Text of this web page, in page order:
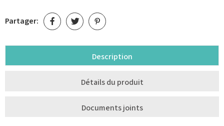
Partager:
Description
Détails du produit
Documents joints